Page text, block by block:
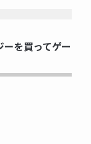
ーを買ってゲー